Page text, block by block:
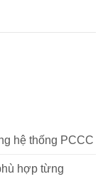
hệ thống PCCC
hợp từng